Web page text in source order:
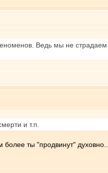
Ведь мы не страдаем
и т.п.
ты "продвинут" духовно...